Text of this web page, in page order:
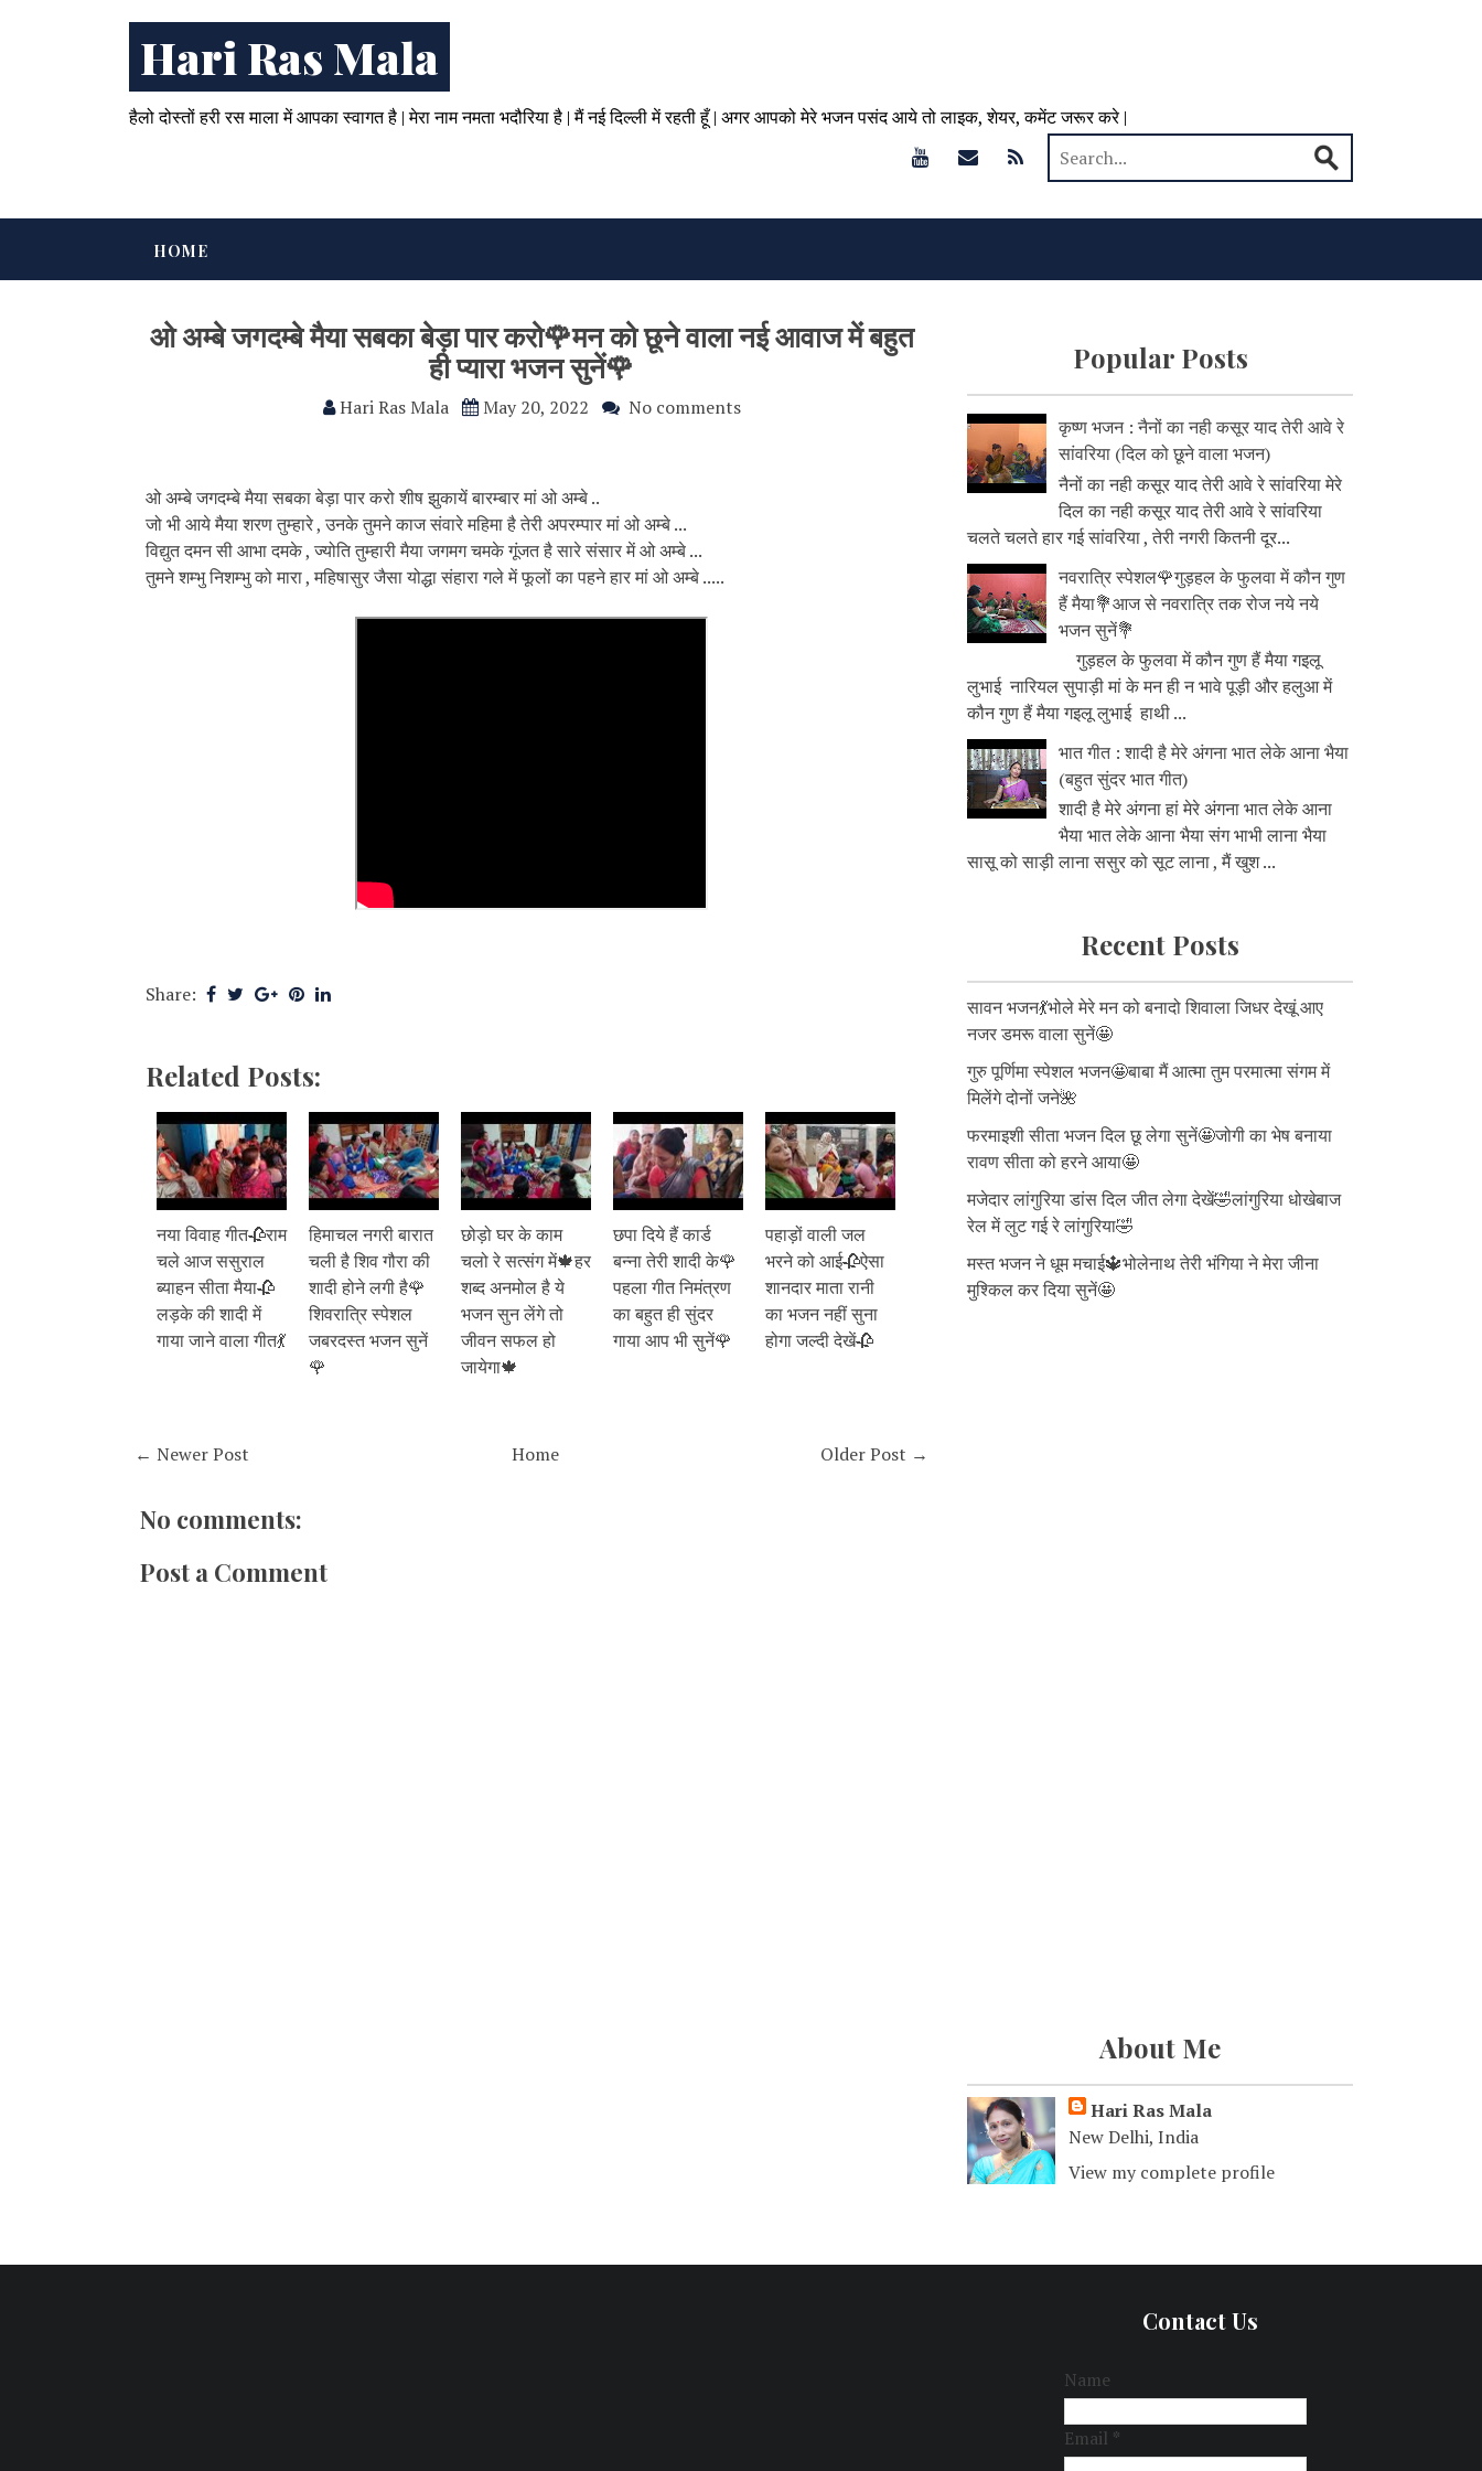
Hari Ras Mala
हैलो दोस्तों हरी रस माला में आपका स्वागत है | मेरा नाम नमता भदौरिया है | मैं नई दिल्ली में रहती हूँ | अगर आपको मेरे भजन पसंद आये तो लाइक, शेयर, कमेंट जरूर करे |
HOME
ओ अम्बे जगदम्बे मैया सबका बेड़ा पार करो🌹मन को छूने वाला नई आवाज में बहुत
ही प्यारा भजन सुनें🌹
Hari Ras Mala May 20, 2022 No comments
ओ अम्बे जगदम्बे मैया सबका बेड़ा पार करो शीष झुकायें बारम्बार मां ओ अम्बे ..
जो भी आये मैया शरण तुम्हारे , उनके तुमने काज संवारे महिमा है तेरी अपरम्पार मां ओ अम्बे ...
विद्युत दमन सी आभा दमके , ज्योति तुम्हारी मैया जगमग चमके गूंजत है सारे संसार में ओ अम्बे ...
तुमने शम्भु निशम्भु को मारा , महिषासुर जैसा योद्धा संहारा गले में फूलों का पहने हार मां ओ अम्बे .....
Share:
Related Posts:
नया विवाह गीत🥀राम
चले आज ससुराल
ब्याहन सीता मैया🥀
लड़के की शादी में
गाया जाने वाला गीत💃
हिमाचल नगरी बारात
चली है शिव गौरा की
शादी होने लगी है🌹
शिवरात्रि स्पेशल
जबरदस्त भजन सुनें
🌹
छोड़ो घर के काम
चलो रे सत्संग में🍁हर
शब्द अनमोल है ये
भजन सुन लेंगे तो
जीवन सफल हो
जायेगा🍁
छपा दिये हैं कार्ड
बन्ना तेरी शादी के🌹
पहला गीत निमंत्रण
का बहुत ही सुंदर
गाया आप भी सुनें🌹
पहाड़ों वाली जल
भरने को आई🥀ऐसा
शानदार माता रानी
का भजन नहीं सुना
होगा जल्दी देखें🥀
← Newer Post Older Post →
Home
No comments:
Post a Comment
Popular Posts
कृष्ण भजन : नैनों का नही कसूर याद तेरी आवे रे
सांवरिया (दिल को छूने वाला भजन)
नैनों का नही कसूर याद तेरी आवे रे सांवरिया मेरे
दिल का नही कसूर याद तेरी आवे रे सांवरिया
चलते चलते हार गई सांवरिया , तेरी नगरी कितनी दूर...
नवरात्रि स्पेशल🌹गुड़हल के फुलवा में कौन गुण
हैं मैया💐आज से नवरात्रि तक रोज नये नये
भजन सुनें💐
गुड़हल के फुलवा में कौन गुण हैं मैया गइलू
लुभाई नारियल सुपाड़ी मां के मन ही न भावे पूड़ी और हलुआ में
कौन गुण हैं मैया गइलू लुभाई हाथी ...
भात गीत : शादी है मेरे अंगना भात लेके आना भैया
(बहुत सुंदर भात गीत)
शादी है मेरे अंगना हां मेरे अंगना भात लेके आना
भैया भात लेके आना भैया संग भाभी लाना भैया
सासू को साड़ी लाना ससुर को सूट लाना , मैं खुश ...
Recent Posts
सावन भजन💃भोले मेरे मन को बनादो शिवाला जिधर देखूं आए
नजर डमरू वाला सुनें🤩
गुरु पूर्णिमा स्पेशल भजन🤩बाबा मैं आत्मा तुम परमात्मा संगम में
मिलेंगे दोनों जने🌺
फरमाइशी सीता भजन दिल छू लेगा सुनें🤩जोगी का भेष बनाया
रावण सीता को हरने आया🤩
मजेदार लांगुरिया डांस दिल जीत लेगा देखें🤣लांगुरिया धोखेबाज
रेल में लुट गई रे लांगुरिया🤣
मस्त भजन ने धूम मचाई🔱भोलेनाथ तेरी भंगिया ने मेरा जीना
मुश्किल कर दिया सुनें🤩
About Me
Hari Ras Mala
New Delhi, India
View my complete profile
Contact Us
Name
Email *